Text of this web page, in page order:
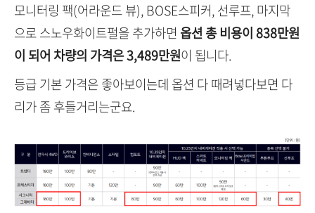
모니터링 팩(어라운드 뷰), BOSE스피커, 선루프, 마지막
으로 스노우화이트펄을 추가하면 옵션 총 비용이 838만원
이 되어 차량의 가격은 3,489만원이 됩니다.
등급 기본 가격은 좋아보이는데 옵션 다 때려넣다보면 다
리가 좀 후들거리는군요.